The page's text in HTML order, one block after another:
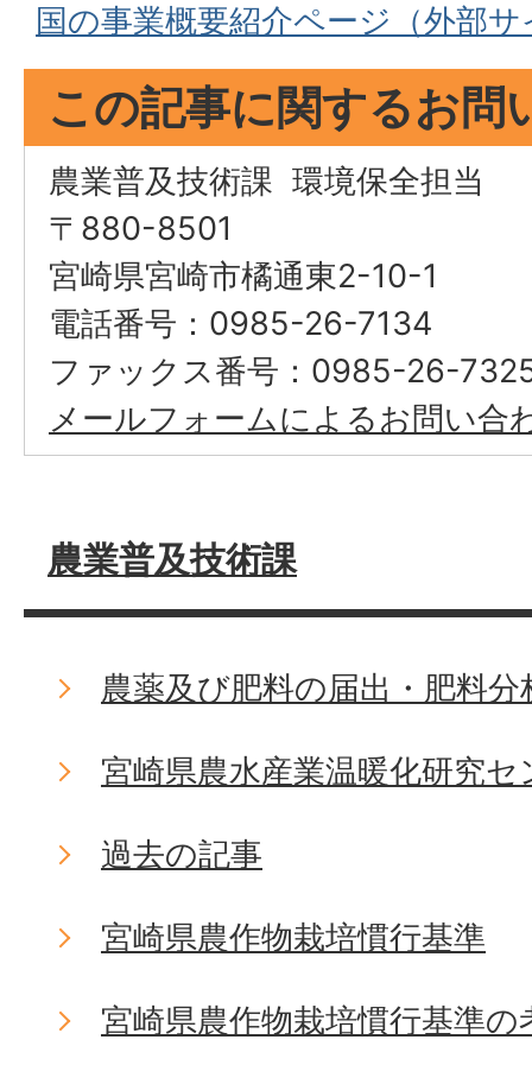
国の事業概要紹介ページ（外部
この記事に関するお問
農業普及技術課 環境保全担当
〒880-8501
宮崎県宮崎市橘通東2-10-1
電話番号：0985-26-7134
ファックス番号：0985-26-
メールフォームによるお問い合
農業普及技術課
農薬及び肥料の届出・肥料分
宮崎県農水産業温暖化研究
過去の記事
宮崎県農作物栽培慣行基準
宮崎県農作物栽培慣行基準の